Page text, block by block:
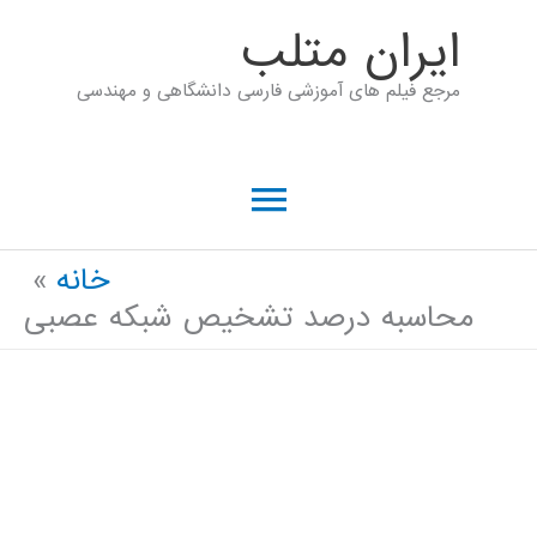
ايران متلب
مرجع فیلم های آموزشی فارسی دانشگاهی و مهندسی
فهرست
خانه
محاسبه درصد تشخیص شبکه عصبی